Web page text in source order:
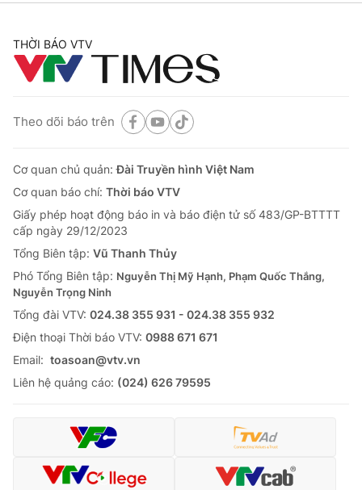
THỜI BÁO VTV
Theo dõi báo trên
Cơ quan chủ quản:Đài Truyền hình Việt Nam
Cơ quan báo chí: Thời báo VTV
Giấy phép hoạt động báo in và báo điện tử số 483/GP-BTTTT
cấp ngày 29/12/2023
Tổng Biên tập: Vũ Thanh Thủy
Phó Tổng Biên tập: Nguyễn Thị Mỹ Hạnh, Phạm Quốc Thắng,
Nguyễn Trọng Ninh
Tổng đài VTV: 024.38 355 931 - 024.38 355 932
Ðiện thoại Thời báo VTV: 0988 671 671
Email: toasoan@vtv.vn
Liên hệ quảng cáo: (024) 626 79595